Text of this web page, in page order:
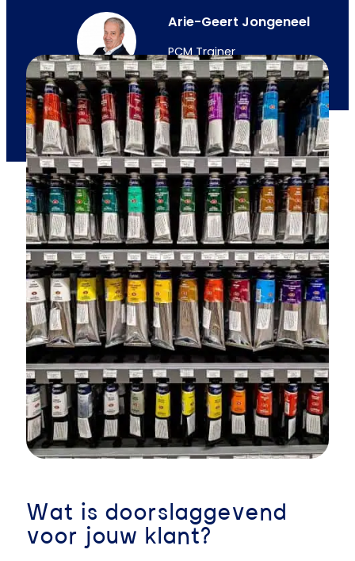
Arie-Geert Jongeneel
PCM Trainer
Wat is doorslaggevend
voor jouw klant?